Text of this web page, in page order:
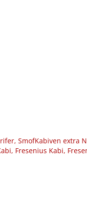
SmofKabiven extra
Fresenius Kabi,